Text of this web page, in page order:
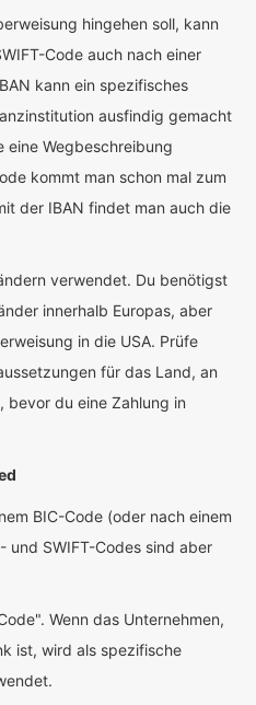
hingehen soll, kann
Code auch nach einer
kann ein spezifisches
ausfindig gemacht
eine Wegbeschreibung
kommt man schon mal zum
der IBAN findet man auch die
verwendet. Du benötigst
innerhalb Europas, aber
in die USA. Prüfe
für das Land, an
bevor du eine Zahlung in
BIC-Code (oder nach einem
und SWIFT-Codes sind aber
Wenn das Unternehmen,
ist, wird als spezifische